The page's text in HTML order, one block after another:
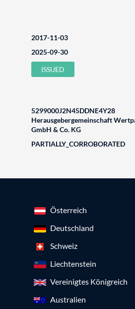
2017-11-03
2025-09-30
ISSUED
5299000J2N45DDNE4Y28
Herausgebergemeinschaft
GmbH & Co. KG
PARTIALLY_CORROBORATED
Österreich
Deutschland
Schweiz
Liechtenstein
Vereinigtes Königreich
Australien